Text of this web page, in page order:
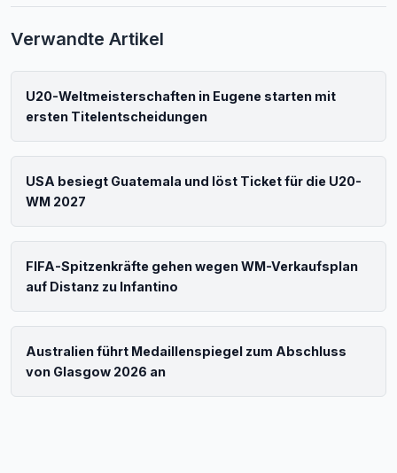
Verwandte Artikel
U20-Weltmeisterschaften in Eugene starten mit
ersten Titelentscheidungen
USA besiegt Guatemala und löst Ticket für die U20-
WM 2027
FIFA-Spitzenkräfte gehen wegen WM-Verkaufsplan
auf Distanz zu Infantino
Australien führt Medaillenspiegel zum Abschluss
von Glasgow 2026 an